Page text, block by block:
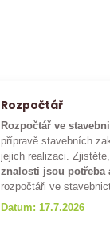
Rozpočtář
Rozpočtář ve
přípravě stavebních
jejich realizaci.
znalosti jsou potřeba
rozpočtáři ve
Datum: 17.7.2026